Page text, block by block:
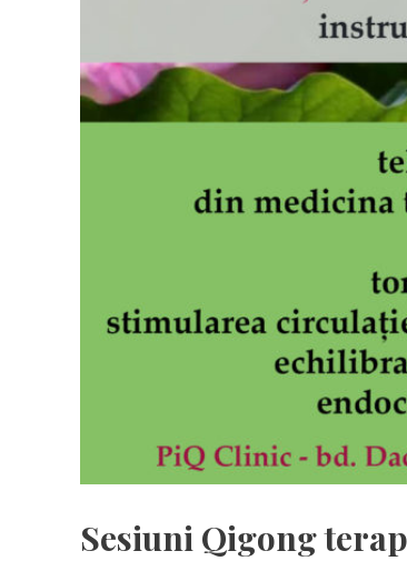
Sesiuni Qigong